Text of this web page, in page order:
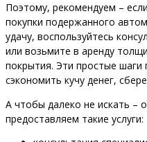
Поэтому, рекомендуем –
покупки подержанного
удачу, воспользуйтесь
или возьмите в аренду
покрытия. Эти простые
сэкономить кучу денег,
А чтобы далеко не искать –
предоставляем такие услуги: